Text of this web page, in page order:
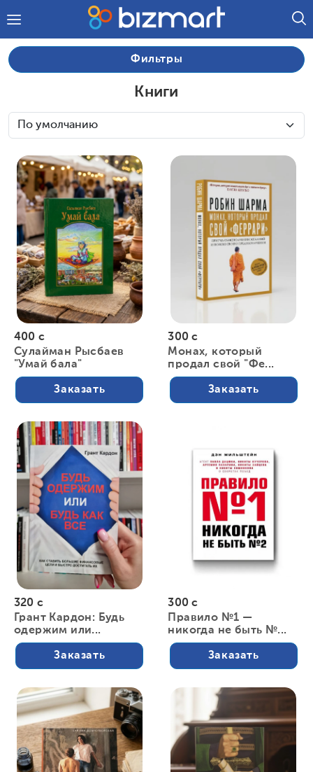
Фильтры
Книги
400 с
Сулайман Рысбаев
"Умай бала"
Заказать
300 с
Монах, который
продал свой "Фе...
Заказать
320 с
Грант Кардон: Будь
одержим или...
Заказать
300 с
Правило №1 —
никогда не быть №...
Заказать